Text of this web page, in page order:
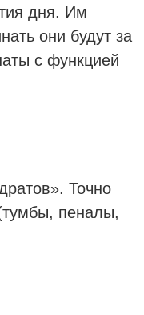
дня. Им
они будут за
с функцией
Точно
пеналы,